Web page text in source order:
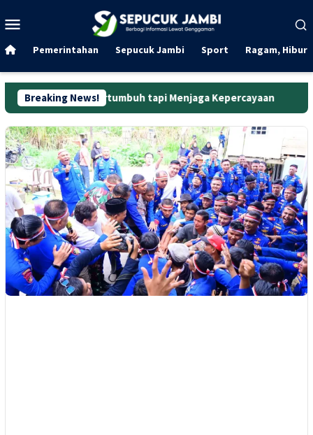
ke
Mobile
Pemerintahan Sepucuk Jambi Sport Ragam,
Breaking News!
Bertumbuh tapi Menjaga Kepercayaan Curanmor di